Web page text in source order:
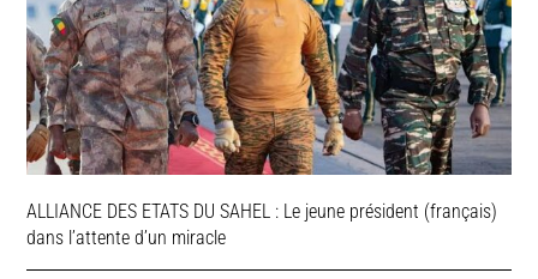
ALLIANCE DES ETATS DU SAHEL : Le jeune président (français)
dans l’attente d’un miracle